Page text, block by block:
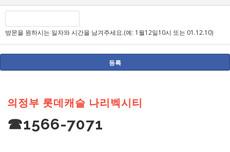
방문을 원하시는 일자와 시간을 남겨주세요.(예: 1월12일10시 또는 01.12.10)
의정부 롯데캐슬 나리벡시티
☎1566-7071